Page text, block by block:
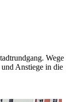
Wege
Anstiege in die